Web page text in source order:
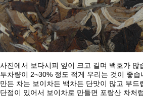
사진에서 보다시피 잎이 크고 길며 백호가 많
투차량이
2~30% 정도 적게 우리는 것이 좋습
만든 차는 보이차든 백차든 단맛이 많고 부드
단점이
있어서 보이차로 만들면 포랑산 차처럼